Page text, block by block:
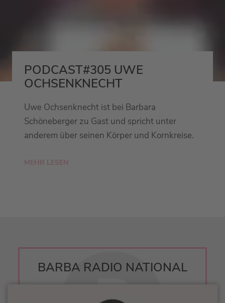
PODCAST#305 UWE
OCHSENKNECHT
Uwe Ochsenknecht ist bei Barbara
Schöneberger zu Gast und spricht unter
anderem über seinen Körper und Kornkreise.
MEHR LESEN
BARBA RADIO NATIONAL